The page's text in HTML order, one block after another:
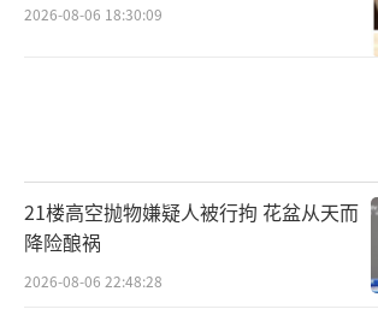
2026-08-06 18:30:09
21楼高空抛物嫌疑人被行拘 花盆从天而
降险酿祸
2026-08-06 22:48:28